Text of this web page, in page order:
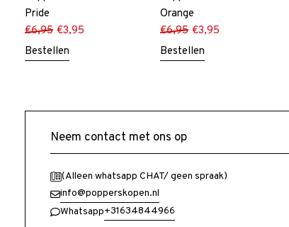
Pride
€6,95 €3,95
Bestellen
Orange
€6,95 €3,95
Bestellen
Neem contact met ons op
(Alleen whatsapp CHAT/ geen spraak)
info@popperskopen.nl
Whatsapp+31634844966